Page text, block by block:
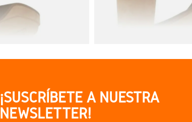
¡SUSCRÍBETE A NUESTRA
NEWSLETTER!